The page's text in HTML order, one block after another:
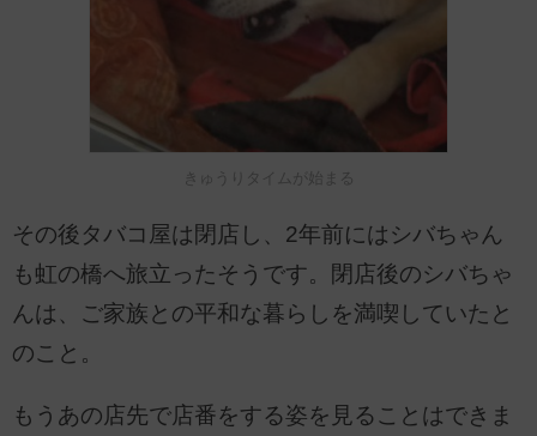
きゅうりタイムが始まる
その後タバコ屋は閉店し、2年前にはシバちゃん
も虹の橋へ旅立ったそうです。閉店後のシバちゃ
んは、ご家族との平和な暮らしを満喫していたと
のこと。
もうあの店先で店番をする姿を見ることはできま